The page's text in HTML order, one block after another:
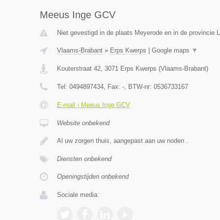
Meeus Inge GCV
Niet gevestigd in de plaats Meyerode en in de provincie
Vlaams-Brabant» Erps Kwerps Google maps ▼
Kouterstraat 42, 3071 Erps Kwerps (Vlaams-Brabant)
Tel: 0494897434, Fax: -, BTW-nr: 0536733167
E-mail › Meeus Inge GCV
Website onbekend
Al uw zorgen thuis, aangepast aan uw noden .
Diensten onbekend
Openingstijden onbekend
Sociale media: